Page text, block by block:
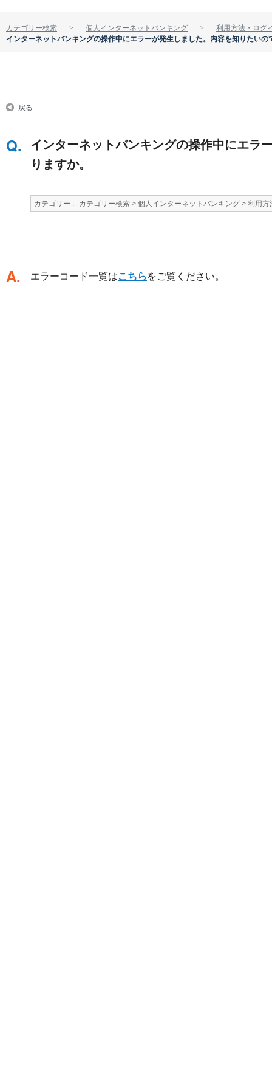
カテゴリー検索 個人インターネットバンキング
利用方法・ログ
インターネットバンキングの操作中にエラーが発生しました。内容を知りたい
戻る
インターネットバンキングの操作中にエラ
りますか。
カテゴリー : カテゴリー検索 > 個人インターネットバンキング > 利用方
回答
エラーコード一覧はこちら をご覧ください。